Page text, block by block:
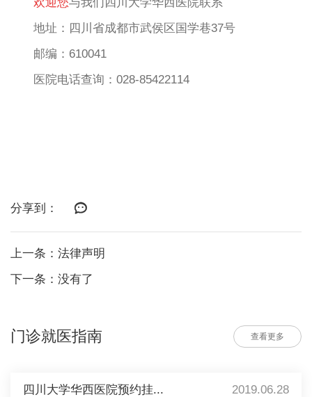
地址：四川省成都市武侯区国学巷37号
邮编：610041
医院电话查询：028-85422114
分享到：
上一条：法律声明
下一条：没有了
门诊就医指南 查看更多
四川大学华西医院预约挂... 2019.06.28